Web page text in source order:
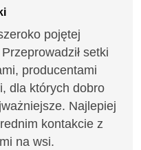
pojętej
setki
producentami
dla których dobro
Najlepiej
kontakcie z
na wsi.